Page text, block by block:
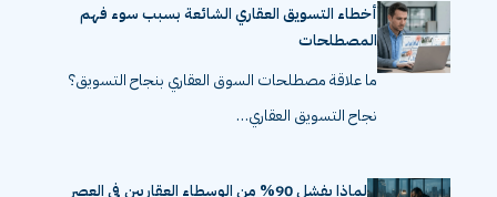
أخطاء التسويق العقاري الشائعة بسبب سوء فهم
المصطلحات
ما علاقة مصطلحات السوق العقاري بنجاح التسويق؟
نجاح التسويق العقاري…
لماذا يفشل 90% من الوسطاء العقاريين في العصر